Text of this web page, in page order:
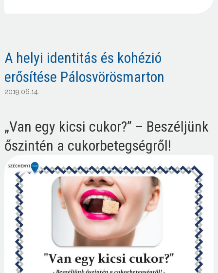
A helyi identitás és kohézió
erősítése Pálosvörösmarton
2019.06.14.
„Van egy kicsi cukor?” – Beszéljünk
őszintén a cukorbetegségről!